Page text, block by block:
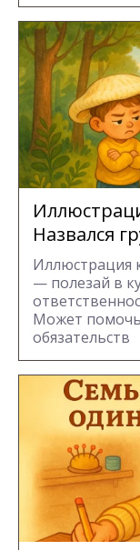
Назвался
Иллюстрация
— полезай в
Может
обязательств